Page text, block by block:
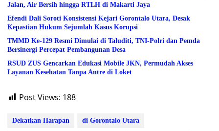
Jalan, Air Bersih hingga RTLH di Makarti Jaya
Efendi Dali Soroti Konsistensi Kejari Gorontalo Utara, Desak
Kepastian Hukum Sejumlah Kasus Korupsi
TMMD Ke-129 Resmi Dimulai di Taluditi, TNI-Polri dan Pemda
Bersinergi Percepat Pembangunan Desa
RSUD ZUS Gencarkan Edukasi Mobile JKN, Permudah Akses
Layanan Kesehatan Tanpa Antre di Loket
Post Views: 188
Dekatkan Harapan di Gorontalo Utara